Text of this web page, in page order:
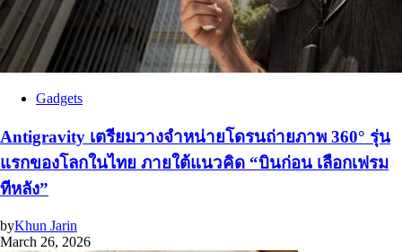
Gadgets
Antigravity เตรียมวางจำหน่ายโดรนถ่ายภาพ 360° รุ่น
แรกของโลกในไทย ภายใต้แนวคิด “บินก่อน เลือกเฟรม
ทีหลัง”
byKhun Jarin
March 26, 2026